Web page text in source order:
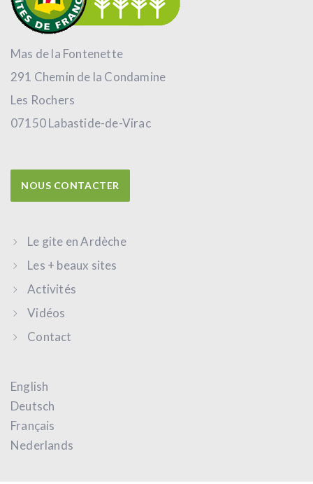
Mas de la Fontenette
291 Chemin de la Condamine
Les Rochers
07150 Labastide-de-Virac
NOUS CONTACTER
Le gite en Ardèche
Les + beaux sites
Activités
Vidéos
Contact
English
Deutsch
Français
Nederlands